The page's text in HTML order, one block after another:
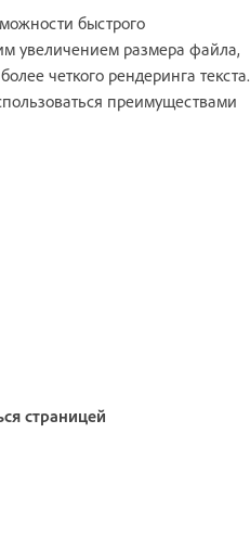
быстрого
увеличением размера файла,
четкого рендеринга текста.
преимуществами
страницей